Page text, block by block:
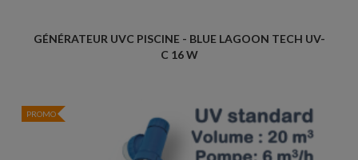
GÉNÉRATEUR UVC PISCINE - BLUE LAGOON TECH UV-
C 16 W
PROMO